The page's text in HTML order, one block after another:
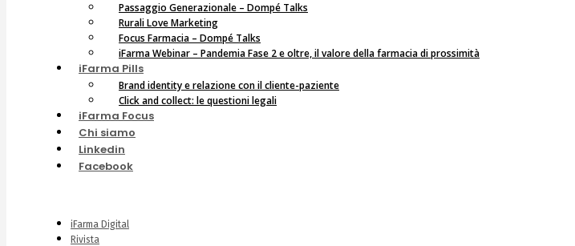
Passaggio Generazionale – Dompé Talks
Rurali Love Marketing
Focus Farmacia – Dompé Talks
iFarma Webinar – Pandemia Fase 2 e oltre, il valore della farmacia di prossimità
iFarma Pills
Brand identity e relazione con il cliente-paziente
Click and collect: le questioni legali
iFarma Focus
Chi siamo
Linkedin
Facebook
iFarma Digital
Rivista